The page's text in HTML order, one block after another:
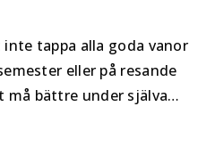
tappa alla goda vanor
eller på resande
må bättre under själva…